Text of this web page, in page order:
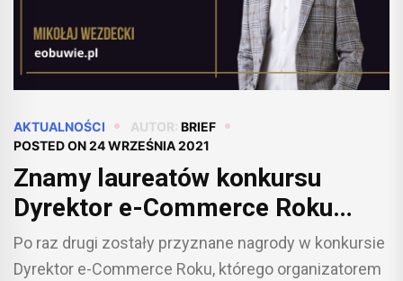
AKTUALNOŚCI AUTOR: BRIEF
POSTED ON24 WRZEŚNIA 2021
Znamy laureatów konkursu
Dyrektor e-Commerce Roku
2021!
Po raz drugi zostały przyznane nagrody w konkursie
Dyrektor e-Commerce Roku, którego organizatorem